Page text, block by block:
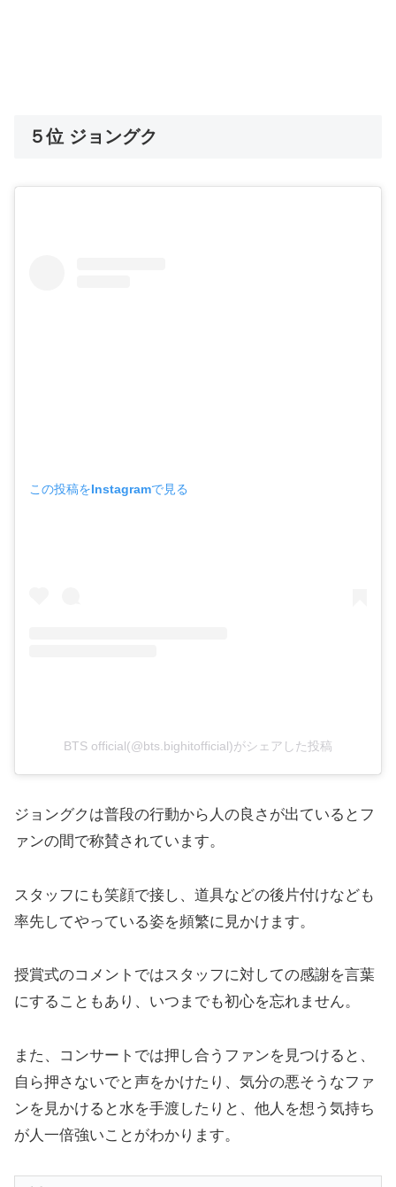
５位 ジョングク
この投稿をInstagramで見る
BTS official(@bts.bighitofficial)がシェアした投稿
ジョングクは普段の行動から人の良さが出ているとフ
ァンの間で称賛されています。
スタッフにも笑顔で接し、道具などの後片付けなども
率先してやっている姿を頻繁に見かけます。
授賞式のコメントではスタッフに対しての感謝を言葉
にすることもあり、いつまでも初心を忘れません。
また、コンサートでは押し合うファンを見つけると、
自ら押さないでと声をかけたり、気分の悪そうなファ
ンを見かけると水を手渡したりと、他人を想う気持ち
が人一倍強いことがわかります。